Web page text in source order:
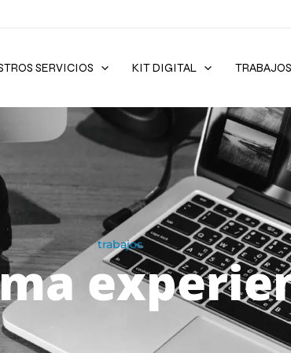
SERVICIOS KIT DIGITAL TRABAJOS
trabajos